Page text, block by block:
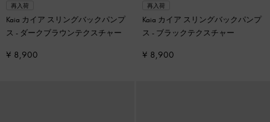
再入荷
Kaia カイア スリングバックパンプ
ス - ダークブラウンテクスチャー
¥ 8,900
再入荷
Kaia カイア スリングバックパンプ
ス - ブラックテクスチャー
¥ 8,900